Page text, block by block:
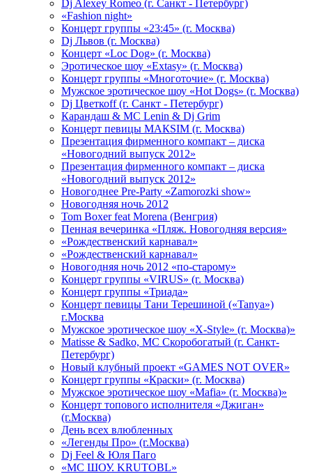
Dj Alexey Romeo (г. Санкт - Петербург)
«Fashion night»
Концерт группы «23:45» (г. Москва)
Dj Львов (г. Москва)
Концерт «Loc Dog» (г. Москва)
Эротическое шоу «Extasy» (г. Москва)
Концерт группы «Многоточие» (г. Москва)
Мужское эротическое шоу «Hot Dogs» (г. Москва)
Dj Цветкоff (г. Санкт - Петербург)
Карандаш & МС Lenin & Dj Grim
Концерт певицы МАКSIМ (г. Москва)
Презентация фирменного компакт – диска
«Новогодний выпуск 2012»
Презентация фирменного компакт – диска
«Новогодний выпуск 2012»
Новогоднее Pre-Party «Zamorozki show»
Новогодняя ночь 2012
Tom Boxer feat Morena (Венгрия)
Пенная вечеринка «Пляж. Новогодняя версия»
«Рождественский карнавал»
«Рождественский карнавал»
Новогодняя ночь 2012 «по-старому»
Концерт группы «VIRUS» (г. Москва)
Концерт группы «Триада»
Концерт певицы Тани Терешиной («Tanya»)
г.Москва
Мужское эротическое шоу «X-Style» (г. Москва)»
Matissе & Sadko, MC Скоробогатый (г. Санкт-
Петербург)
Новый клубный проект «GAMES NOT OVER»
Концерт группы «Краски» (г. Москва)
Мужское эротическое шоу «Mafia» (г. Москва)»
Концерт топового исполнителя «Джиган»
(г.Москва)
День всех влюбленных
«Легенды Про» (г.Москва)
Dj Feel & Юля Паго
«МС ШОУ. KRUTOBL»